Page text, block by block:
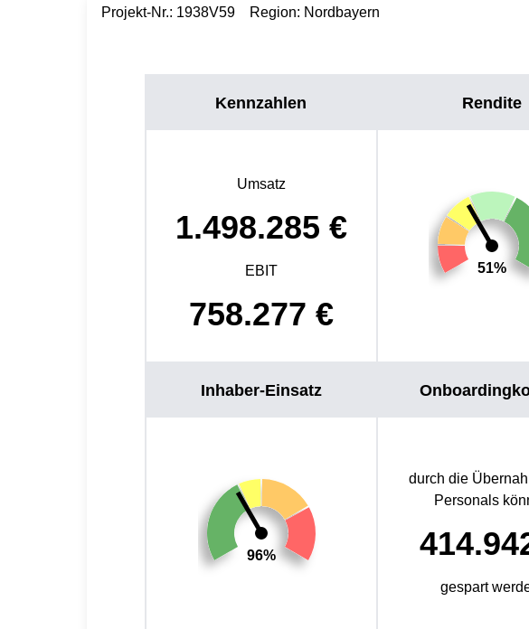
Projekt-Nr.: 1938V59 Region: Nordbayern
Kennzahlen
Umsatz
1.498.285 €
EBIT
758.277 €
Rendite
51%
Inhaber-Einsatz
96%
durch die
Personals
gespart